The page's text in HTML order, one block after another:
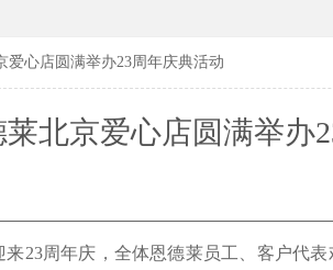
心店圆满举办23周年庆典活动
北京爱心店圆满举办
来23周年庆，全体恩德莱员工、客户代